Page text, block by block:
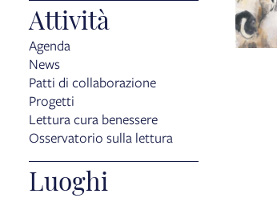
Attività
Agenda
News
Patti di collaborazione
Progetti
Lettura cura benessere
Osservatorio sulla lettura
Luoghi